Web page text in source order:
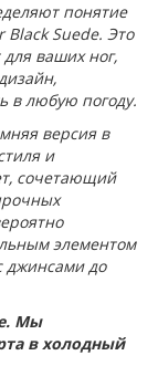
понятие
Suede. Это
ваших ног,
в любую погоду.
версия в
и
сочетающий
элементом
джинсами до
Мы
в холодный